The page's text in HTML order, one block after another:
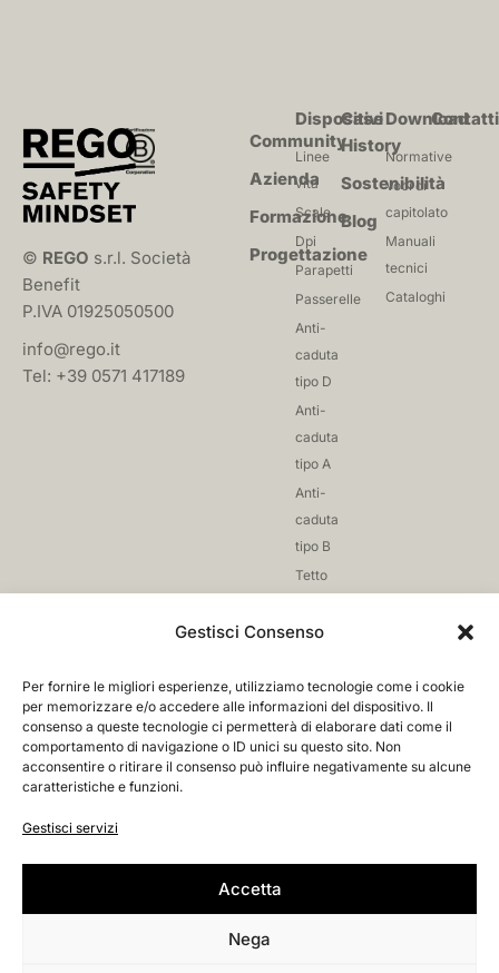
Gestisci Consenso
Per fornire le migliori esperienze, utilizziamo tecnologie come i cookie
per memorizzare e/o accedere alle informazioni del dispositivo. Il
consenso a queste tecnologie ci permetterà di elaborare dati come il
comportamento di navigazione o ID unici su questo sito. Non
acconsentire o ritirare il consenso può influire negativamente su alcune
caratteristiche e funzioni.
Gestisci servizi
Accetta
Nega
© REGO s.r.l. Società
Benefit
P.IVA 01925050500
info@rego.it
Tel: +39 0571 417189
Community
Azienda
Formazione
Progettazione
Dispositivi
Linee
vita
Scale
Dpi
Parapetti
Passerelle
Anti-
caduta
tipo D
Anti-
caduta
tipo A
Anti-
caduta
tipo B
Tetto
Reti
caduta
Fissaggio
Case
History
Sostenibilità
Blog
Download
Normative
Voci di
capitolato
Manuali
tecnici
Cataloghi
Contatti
Cookie Policy
Condizioni di Vendita